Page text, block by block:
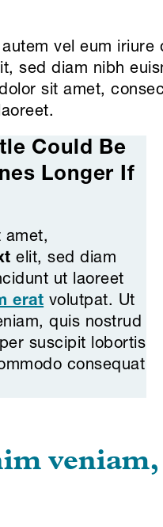
vel eum iriure
sed diam nibh
sit amet,
Could Be
Longer If
amet,
elit, sed diam
ut laoreet
erat volutpat. Ut
quis nostrud
suscipit lobortis
consequat
veniam,